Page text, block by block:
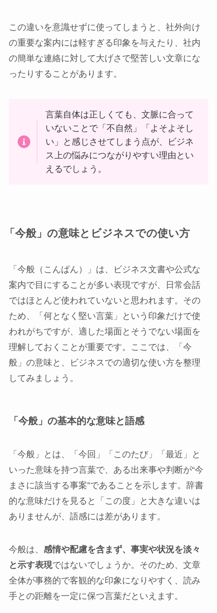
この違いを意識せずに使ってしまうと、社外向け
の重要な案内には軽すぎる印象を与えたり、社内
の簡単な連絡に対して大げさで堅苦しい文章にな
ったりすることがあります。
言葉自体は正しくても、文脈に合って
いないことで「不自然」「よそよそし
い」と感じさせてしまう点が、ビジネ
ス上の悩みにつながりやすい理由とい
えるでしょう。
「今般」の意味とビジネスでの使い方
「今般（こんぱん）」は、ビジネス文書や公式な
案内で目にすることが多い表現ですが、日常会話
ではほとんど使われていないと思われます。その
ため、「何となく堅い言葉」という印象だけで使
われがちですが、適した場面とそうでない場面を
理解しておくことが重要です。ここでは、「今
般」の意味と、ビジネスでの適切な使い方を整理
してみましょう。
「今般」の基本的な意味と語感
「今般」とは、「今回」「このたび」「最近」と
いった意味を持つ言葉で、ある出来事や判断が“今
まさに該当する事案”であることを示します。辞書
的な意味だけを見ると「この度」と大きな違いは
ありませんが、語感には差があります。
今般は、 感情や配慮を含まず、事実や状況を淡々
と示す表現ではないでしょうか。そのため、文章
全体が事務的で客観的な印象になりやすく、読み
手との距離を一定に保つ言葉だといえます。